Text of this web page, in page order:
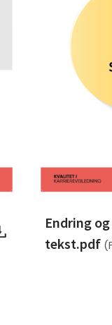
Endring
tekst.pdf